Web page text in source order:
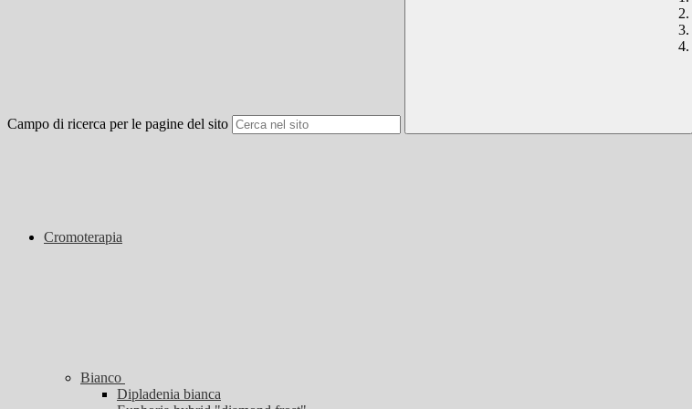
Campo di ricerca per le pagine del sito
Cromoterapia
Bianco
Dipladenia bianca